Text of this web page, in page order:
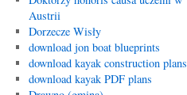
Austrii
Dorzecze Wisły
download jon boat blueprints
download kayak construction plans
download kayak PDF plans